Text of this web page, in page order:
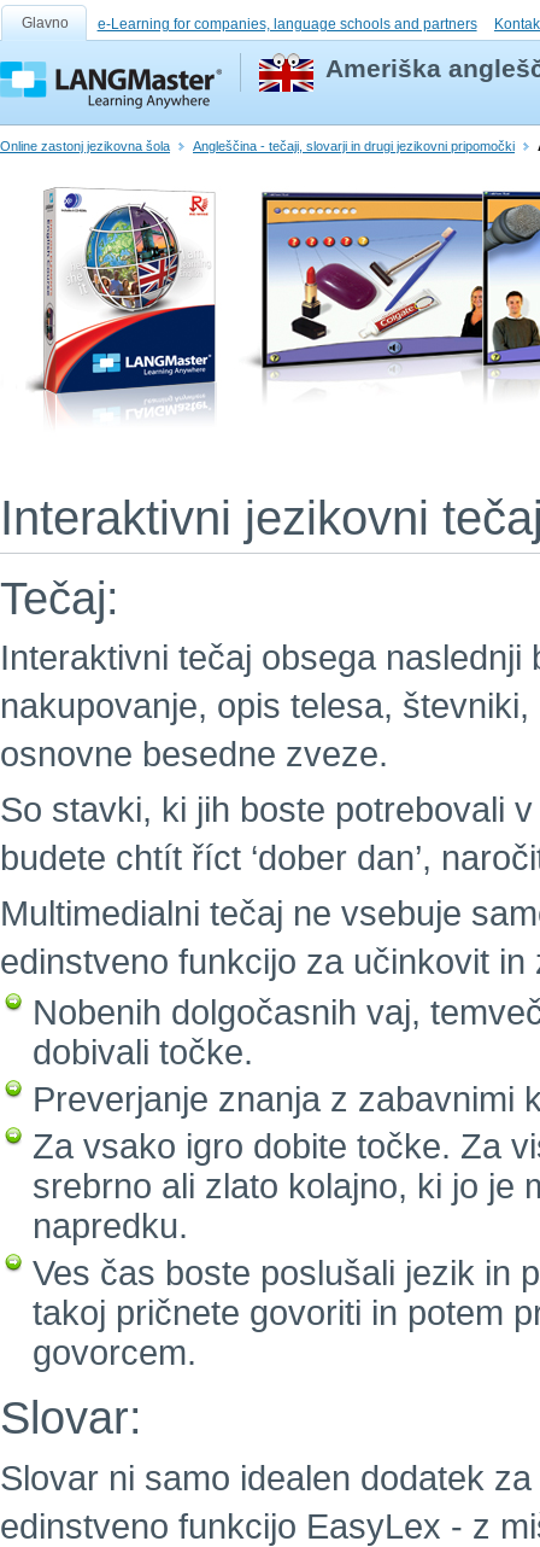
Glavno e-Learning for companies, language schools and partners
Ameriška
Online zastonj jezikovna šola Angleščina - tečaji, slovarji in drugi jezikovni pripomočki
Interaktivni jezikovni
Tečaj:
Interaktivni tečaj obsega
nakupovanje, opis telesa,
osnovne besedne zveze.
So stavki, ki jih boste potrebovali
budete chtít říct ‘dober dan’,
Multimedialni tečaj ne vsebuje
edinstveno funkcijo za učinkovit in
Nobenih dolgočasnih vaj,
dobivali točke.
Preverjanje znanja z zabavnimi
Za vsako igro dobite točke. Za
srebrno ali zlato kolajno, ki jo je
napredku.
Ves čas boste poslušali jezik in
takoj pričnete govoriti in potem
govorcem.
Slovar:
Slovar ni samo idealen dodatek
edinstveno funkcijo EasyLex - z